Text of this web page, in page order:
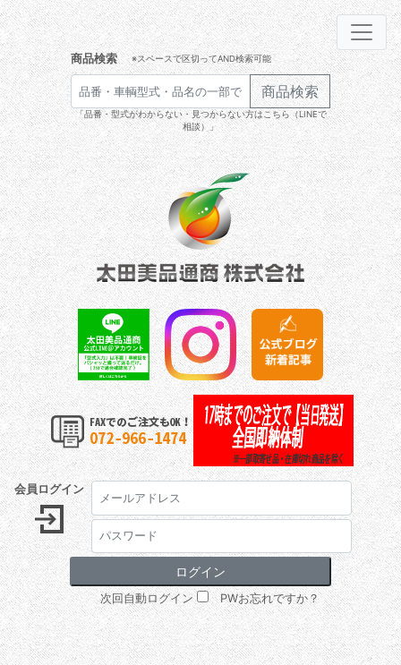
商品検索 ※スペースで区切ってAND検索可能
商品検索
「品番・型式がわからない・見つからない方はこちら（LINEで
相談）」
会員ログイン
次回自動ログイン PWお忘れですか？